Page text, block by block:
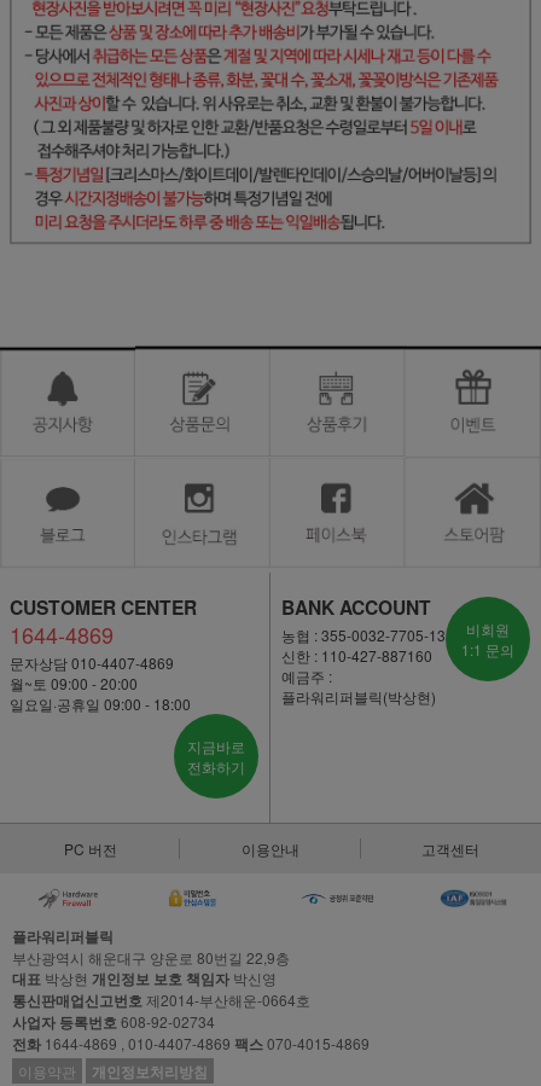
CUSTOMER CENTER
1644-4869
문자상담 010-4407-4869
월~토 09:00 - 20:00
일요일·공휴일 09:00 - 18:00
지금바로
전화하기
BANK ACCOUNT
농협 : 355-0032-7705-13
신한 : 110-427-887160
예금주 :
플라워리퍼블릭(박상현)
비회원
1:1 문의
PC 버전 이용안내 고객센터
플라워리퍼블릭
부산광역시 해운대구 양운로 80번길 22,9층
대표 박상현 개인정보 보호 책임자 박신영
통신판매업신고번호제2014-부산해운-0664호
사업자 등록번호608-92-02734
전화 1644-4869 , 010-4407-4869 팩스070-4015-4869
이용약관
개인정보처리방침